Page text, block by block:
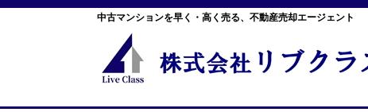
中古マンションを早く・高く売る、不動産売却エージェント